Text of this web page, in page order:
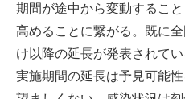
期間が途中から変動するこ
高めることに繋がる。既に
け以降の延長が発表されて
実施期間の延長は予見可能